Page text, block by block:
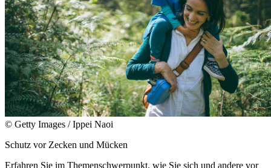
© Getty Images / Ippei Naoi
Schutz vor Zecken und Mücken
Erfahren Sie im Themenschwerpunkt, wie Sie sich und andere vor